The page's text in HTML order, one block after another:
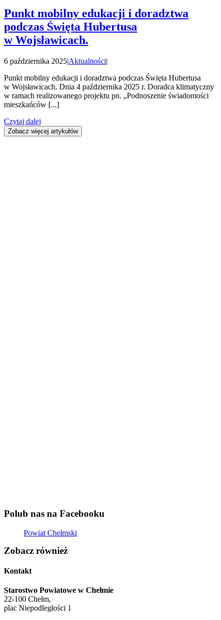
Punkt mobilny edukacji i doradztwa
podczas Święta Hubertusa
w Wojsławicach.
6 października 2025|Aktualności|
Punkt mobilny edukacji i doradztwa podczas Święta Hubertusa
w Wojsławicach. Dnia 4 października 2025 r. Doradca klimatyczny
w ramach realizowanego projektu pn. „Podnoszenie świadomości
mieszkańców [...]
Czytaj dalej
Zobacz więcej artykułów
Polub nas na Facebooku
Powiat Chełmski
Zobacz również
Kontakt
Starostwo Powiatowe w Chełmie
22-100 Chełm,
plac Niepodległości 1